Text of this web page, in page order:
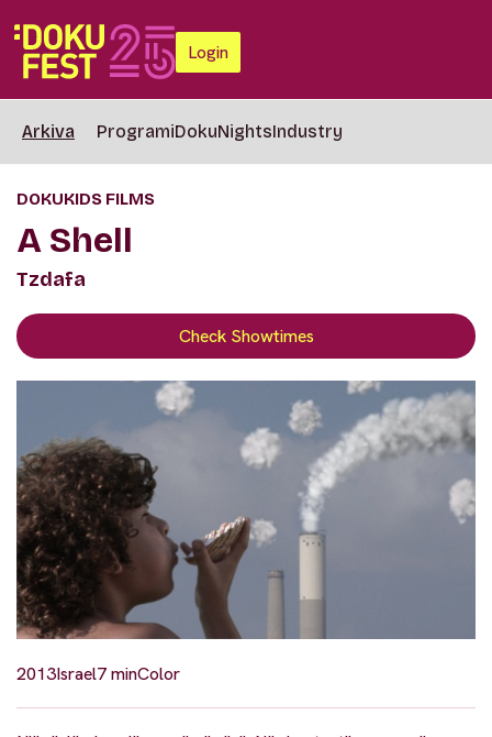
Login
Arkiva ProgramiDokuNightsIndustry
DOKUKIDS FILMS
A Shell
Tzdafa
Check Showtimes
2013Israel7 minColor